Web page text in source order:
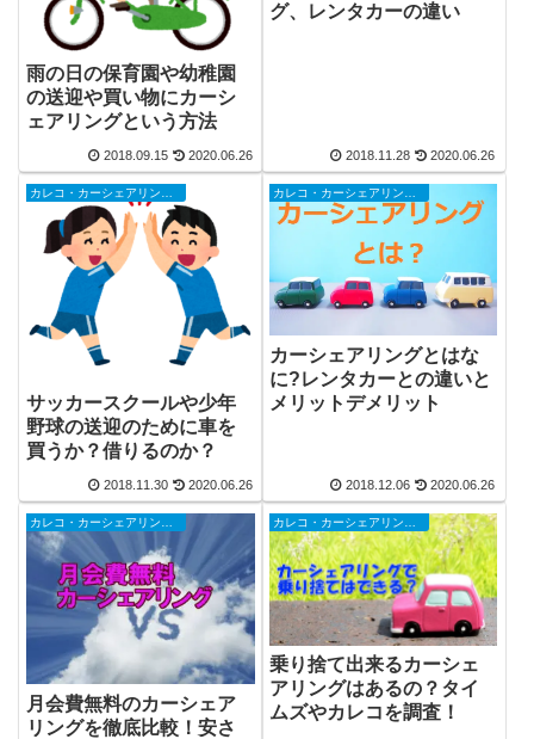
雨の日の保育園や幼稚園
の送迎や買い物にカーシ
ェアリングという方法
2018.09.15 2020.06.26
グ、レンタカーの違い
2018.11.28 2020.06.26
サッカースクールや少年
野球の送迎のために車を
買うか？借りるのか？
2018.11.30 2020.06.26
カーシェアリングとはな
に?レンタカーとの違いと
メリットデメリット
2018.12.06 2020.06.26
月会費無料のカーシェア
リングを徹底比較！安さ
乗り捨て出来るカーシェ
アリングはあるの？タイ
ムズやカレコを調査！